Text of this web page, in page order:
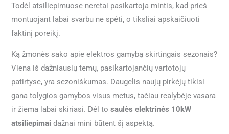
Todėl atsiliepimuose neretai pasikartoja mintis, kad prieš
montuojant labai svarbu ne spėti, o tiksliai apskaičiuoti
faktinį poreikį.
Ką žmonės sako apie elektros gamybą skirtingais sezonais?
Viena iš dažniausių temų, pasikartojančių vartotojų
patirtyse, yra sezoniškumas. Daugelis naujų pirkėjų tikisi
gana tolygios gamybos visus metus, tačiau realybėje vasara
ir žiema labai skiriasi. Dėl tosaulės elektrinės 10kW
atsiliepimai dažnai mini būtent šį aspektą.